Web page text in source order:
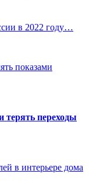
в 2022 году…
показами
терять переходы
в интерьере дома